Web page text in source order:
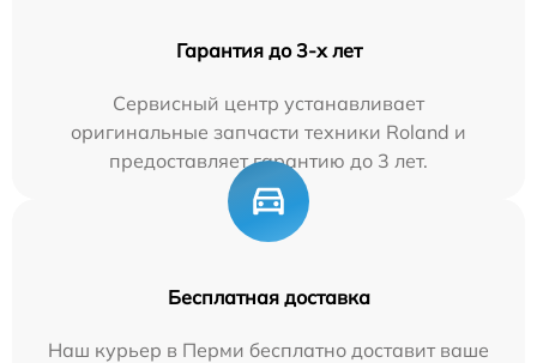
Гарантия до 3-х лет
Сервисный центр устанавливает
оригинальные запчасти техники Roland и
предоставляет гарантию до 3 лет.
Бесплатная доставка
Наш курьер в Перми бесплатно доставит ваше